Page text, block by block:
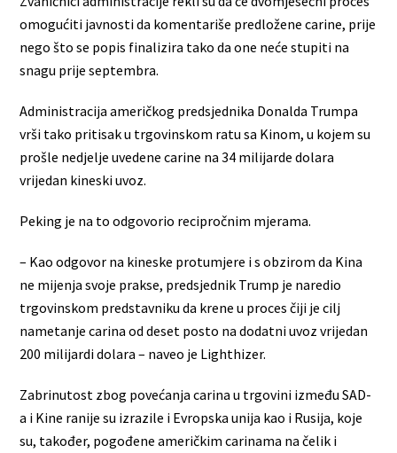
omogućiti javnosti da komentariše predložene carine, prije
nego što se popis finalizira tako da one neće stupiti na
snagu prije septembra.
Administracija američkog predsjednika Donalda Trumpa
vrši tako pritisak u trgovinskom ratu sa Kinom, u kojem su
prošle nedjelje uvedene carine na 34 milijarde dolara
vrijedan kineski uvoz.
Peking je na to odgovorio recipročnim mjerama.
– Kao odgovor na kineske protumjere i s obzirom da Kina
ne mijenja svoje prakse, predsjednik Trump je naredio
trgovinskom predstavniku da krene u proces čiji je cilj
nametanje carina od deset posto na dodatni uvoz vrijedan
200 milijardi dolara – naveo je Lighthizer.
Zabrinutost zbog povećanja carina u trgovini između SAD-
a i Kine ranije su izrazile i Evropska unija kao i Rusija, koje
su, također, pogođene američkim carinama na čelik i